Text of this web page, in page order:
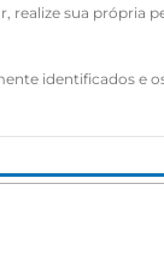
realize sua própria
identificados e